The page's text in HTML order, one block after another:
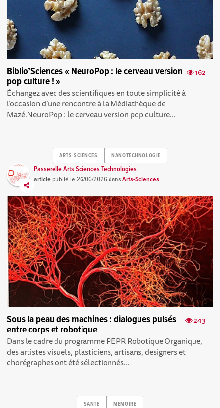
162
Biblio’Sciences « NeuroPop : le cerveau version
pop culture ! »
Échangez avec des scientifiques en toute simplicité à
l’occasion d’une rencontre à la Médiathèque de
Mazé.NeuroPop : le cerveau version pop culture...
ARTS-SCIENCES NANOTECHNOLOGIE
Passerelle Arts Sciences Technologies
article publié le26/06/2026dansArts-Sciences
243
Sous la peau des machines : dialogues pulsés
entre corps et robotique
Dans le cadre du programme PEPR Robotique Organique,
des artistes visuels, plasticiens, artisans, designers et
chorégraphes ont été sélectionnés...
SANTE MEMOIRE